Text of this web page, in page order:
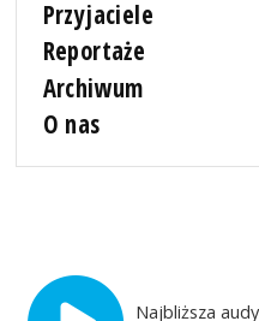
Przyjaciele
Reportaże
Archiwum
O nas
Najbliższa